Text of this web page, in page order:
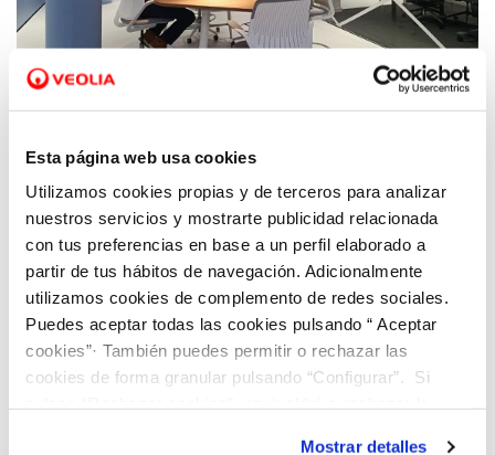
Esta página web usa cookies
Utilizamos cookies propias y de terceros para analizar
nuestros servicios y mostrarte publicidad relacionada
con tus preferencias en base a un perfil elaborado a
partir de tus hábitos de navegación. Adicionalmente
utilizamos cookies de complemento de redes sociales.
Puedes aceptar todas las cookies pulsando “ Aceptar
cookies”· También puedes permitir o rechazar las
cookies de forma granular pulsando “Configurar”. Si
Mostrar detalles
23 ENE 2024
Comunitat Valenciana presentan en FITUR
sus modelos de gestión para un turismo
sostenible